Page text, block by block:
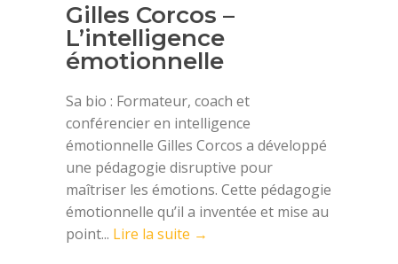
Gilles Corcos –
L’intelligence
émotionnelle
Sa bio : Formateur, coach et
conférencier en intelligence
émotionnelle Gilles Corcos a développé
une pédagogie disruptive pour
maîtriser les émotions. Cette pédagogie
émotionnelle qu’il a inventée et mise au
point... Lire la suite →